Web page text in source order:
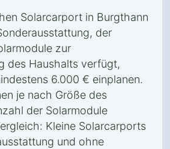
Solarcarport in Burgthann
der
zur
des Haushalts verfügt,
6.000 € einplanen.
je nach Größe des
der Solarmodule
Kleine Solarcarports
und ohne